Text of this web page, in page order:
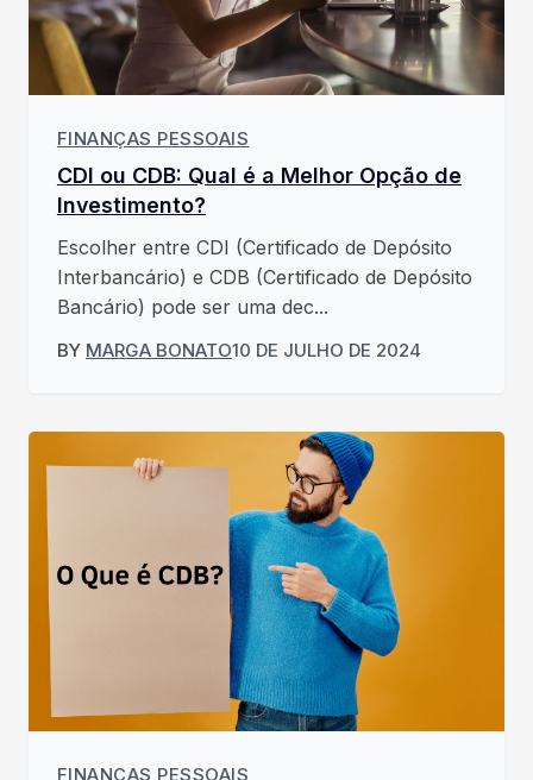
FINANÇAS PESSOAIS
CDI ou CDB: Qual é a Melhor Opção de
Investimento?
Escolher entre CDI (Certificado de Depósito
Interbancário) e CDB (Certificado de Depósito
Bancário) pode ser uma dec...
BY MARGA BONATO10 DE JULHO DE 2024
FINANÇAS PESSOAIS